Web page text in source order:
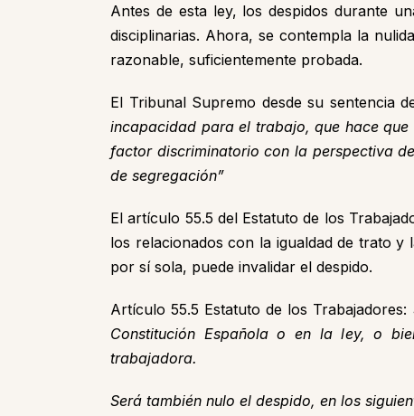
Antes de esta ley, los despidos durante
disciplinarias. Ahora, se contempla la
razonable, suficientemente probada.
El Tribunal Supremo desde su sentencia
incapacidad para el trabajo, que hace
factor discriminatorio con la perspectiva
de segregación”
El artículo 55.5 del Estatuto de los
los relacionados con la igualdad de trato y
por sí sola, puede invalidar el despido.
Artículo 55.5 Estatuto de los Trabajadores:
Constitución Española o en la ley, o
trabajadora.
Será también nulo el despido, en los